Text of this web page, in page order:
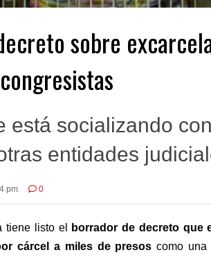
sobre
está socializando
entidades
pm 0
tiene listo el
borrador de decreto que
cárcel a miles de presos como una